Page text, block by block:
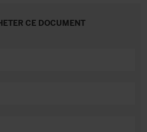
CE DOCUMENT